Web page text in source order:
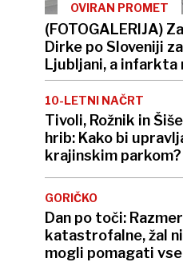
OVIRAN PROMET
(FOTOGALERIJA)
Dirke po Sloveniji
Ljubljani, a infarkta
10-LETNI NAČRT
Tivoli, Rožnik in
hrib: Kako bi
krajinskim parkom?
GORIČKO
Dan po toči:
katastrofalne, žal
mogli pomagati